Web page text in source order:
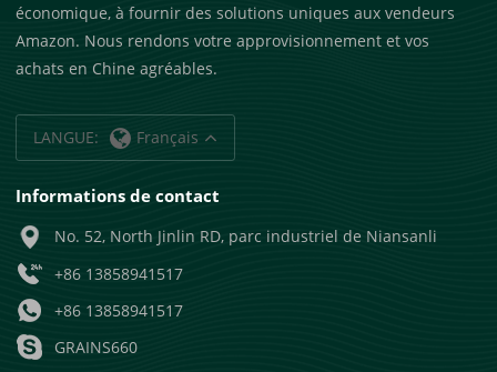
économique, à fournir des solutions uniques aux vendeurs
Amazon. Nous rendons votre approvisionnement et vos
achats en Chine agréables.
LANGUE: Français
Informations de contact
No. 52, North Jinlin RD, parc industriel de Niansanli
+86 13858941517
+86 13858941517
GRAINS660